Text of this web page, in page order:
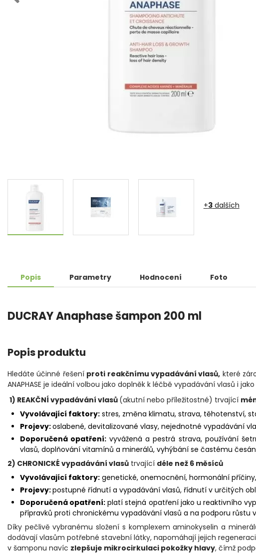
+3dalších
Popis Parametry Hodnocení Foto
DUCRAY Anaphase šampon 200 ml
Popis produktu
Hledáte účinné řešení proti reakčnímu vypadávání vlasů, které
ANAPHASE je ideální volbou jako doplněk k léčbě vypadávání vlasů i
1) REAKČNÍ vypadávání vlasů (akutní nebo příležitostné) trvající
Vyvolávající faktory: stres, změna klimatu, strava, těhotenství,
Projevy:oslabené, devitalizované vlasy, nejednotné vypadávání
Doporučená opatření: vyvážená a pestrá strava, používání
vlasů, doplňování vitamínů a minerálů, vyhýbání se častému
2) CHRONICKÉ vypadávání vlasů trvající déle než 6 měsíců
Vyvolávající faktory: genetické, onemocnění, hormonální
Projevy:postupné řídnutí a vypadávání vlasů, řídnutí v určitých
Doporučená opatření: platí stejná opatření jako u reaktivního
přípravků proti chronickému vypadávání vlasů a na podporu růstu
Díky pečlivě vybranému složení s komplexem aminokyselin a
dodávají vlasům potřebné stavební látky, napomáhají jejich
v šamponu navíc zlepšuje mikrocirkulaci pokožky hlavy, čímž